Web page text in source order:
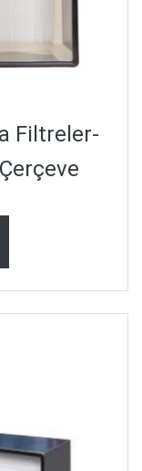
Filtreler-